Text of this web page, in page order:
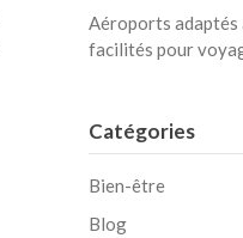
Aéroports adaptés
facilités pour
Catégories
Bien-être
Blog